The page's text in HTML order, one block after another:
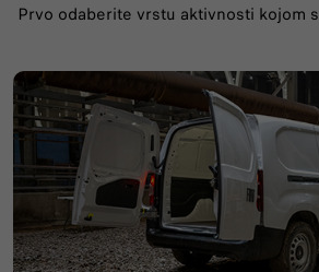
Prvo odaberite vrstu aktivnosti kojom